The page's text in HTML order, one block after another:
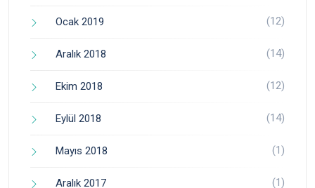
Ocak 2019 (12)
Aralık 2018 (14)
Ekim 2018 (12)
Eylül 2018 (14)
Mayıs 2018 (1)
Aralık 2017 (1)